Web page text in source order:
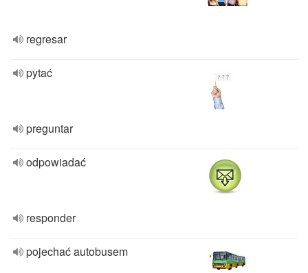
regresar
pytać
preguntar
odpowiadać
responder
pojechać autobusem